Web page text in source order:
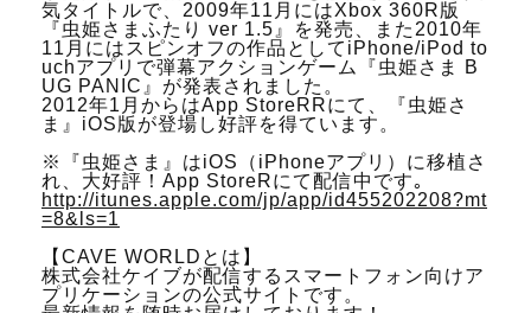
気タイトルで、2009年11月にはXbox 360R版
『虫姫さまふたり ver 1.5』を発売、また2010年
11月にはスピンオフの作品としてiPhone/iPod to
uchアプリで弾幕アクションゲーム『虫姫さま B
UG PANIC』が発表されました。
2012年1月からはApp StoreRRにて、『虫姫さ
ま』iOS版が登場し好評を得ています。
※『虫姫さま』はiOS（iPhoneアプリ）に移植さ
れ、大好評！App StoreRにて配信中です｡
http://itunes.apple.com/jp/app/id455202208?mt
=8&ls=1
【CAVE WORLDとは】
株式会社ケイブが配信するスマートフォン向けア
プリケーションの公式サイトです。